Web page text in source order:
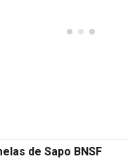
de Sapo BNSF